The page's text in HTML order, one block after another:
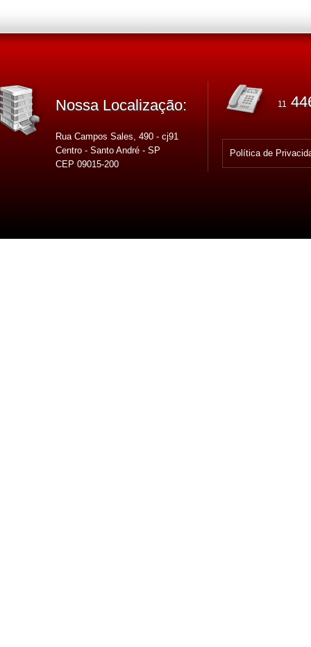
Nossa Localização:
Rua Campos Sales, 490 - cj91
Centro - Santo André - SP
CEP 09015-200
11
Política de